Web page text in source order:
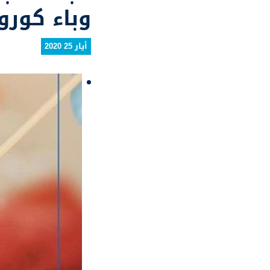
وباء
أيار 25 2020